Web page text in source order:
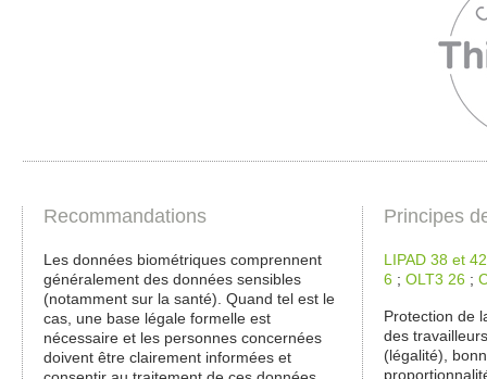
Recommandations
Les données biométriques comprennent
généralement des données sensibles
(notamment sur la santé). Quand tel est le
cas, une base légale formelle est
nécessaire et les personnes concernées
doivent être clairement informées et
Principes
LIPAD 38 et 42
6 ; OLT3 26 ;
Protection de
des
(légalité),